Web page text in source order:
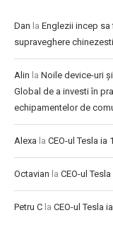
Dan la Englezii incep
supraveghere
Alin la Noile device-uri
Global de a investi în
echipamentelor de
Alexa la CEO-ul Tesla
Octavian la CEO-ul
Petru C la CEO-ul Tesla